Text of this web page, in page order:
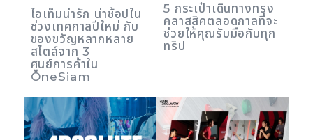
ไอเท็มน่ารัก น่าช้อปใน
ช่วงเทศกาลปีใหม่ กับ
ของขวัญหลากหลาย
สไตล์จาก 3
ศูนย์การค้าใน
OneSiam
5 กระเป๋าเดินทางทรง
คลาสสิคตลอดกาลที่จะ
ช่วยให้คุณรับมือกับทุก
ทริป